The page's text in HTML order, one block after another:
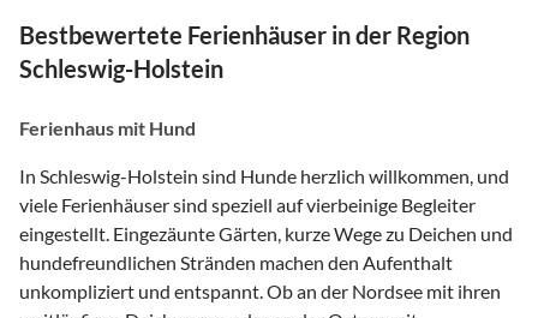
Bestbewertete Ferienhäuser in der Region
Schleswig-Holstein
Ferienhaus mit Hund
In Schleswig-Holstein sind Hunde herzlich willkommen, und
viele Ferienhäuser sind speziell auf vierbeinige Begleiter
eingestellt. Eingezäunte Gärten, kurze Wege zu Deichen und
hundefreundlichen Stränden machen den Aufenthalt
unkompliziert und entspannt. Ob an der Nordsee mit ihren